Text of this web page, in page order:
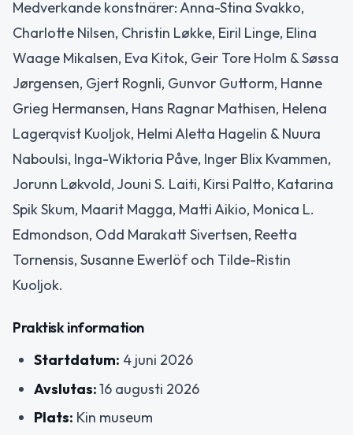
Medverkande konstnärer: Anna-Stina Svakko,
Charlotte Nilsen, Christin Løkke, Eiril Linge, Elina
Waage Mikalsen, Eva Kitok, Geir Tore Holm & Søssa
Jørgensen, Gjert Rognli, Gunvor Guttorm, Hanne
Grieg Hermansen, Hans Ragnar Mathisen, Helena
Lagerqvist Kuoljok, Helmi Aletta Hagelin & Nuura
Naboulsi, Inga-Wiktoria Påve, Inger Blix Kvammen,
Jorunn Løkvold, Jouni S. Laiti, Kirsi Paltto, Katarina
Spik Skum, Maarit Magga, Matti Aikio, Monica L.
Edmondson, Odd Marakatt Sivertsen, Reetta
Tornensis, Susanne Ewerlöf och Tilde-Ristin
Kuoljok.
Praktisk information
Startdatum: 4 juni 2026
Avslutas:16 augusti 2026
Plats: Kin museum